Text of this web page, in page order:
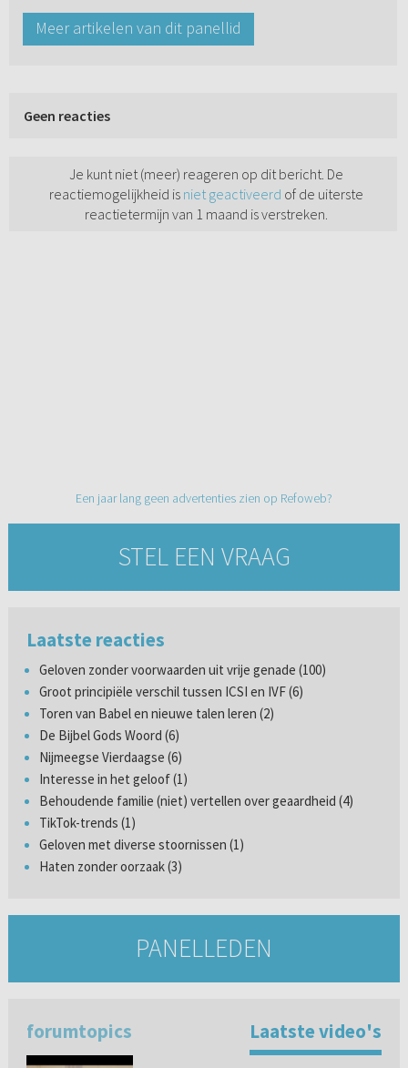
Meer artikelen van dit panellid
Geen reacties
Je kunt niet (meer) reageren op dit bericht. De
reactiemogelijkheid is niet geactiveerd of de uiterste
reactietermijn van 1 maand is verstreken.
Een jaar lang geen advertenties zien op Refoweb?
STEL EEN VRAAG
Laatste reacties
Geloven zonder voorwaarden uit vrije genade (100)
Groot principiële verschil tussen ICSI en IVF (6)
Toren van Babel en nieuwe talen leren (2)
De Bijbel Gods Woord (6)
Nijmeegse Vierdaagse (6)
Interesse in het geloof (1)
Behoudende familie (niet) vertellen over geaardheid (4)
TikTok-trends (1)
Geloven met diverse stoornissen (1)
Haten zonder oorzaak (3)
PANELLEDEN
forumtopics Laatste video's